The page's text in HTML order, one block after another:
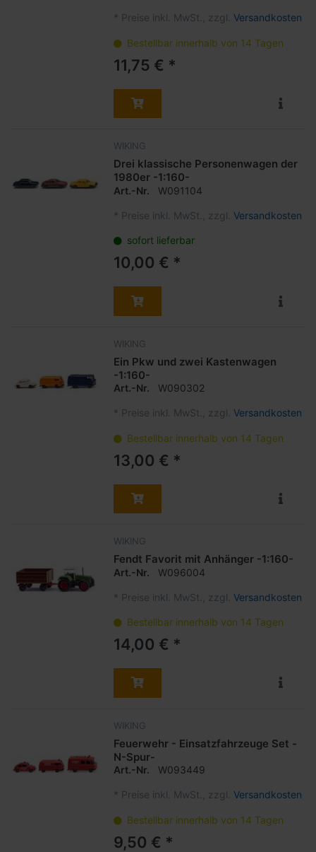
* Preise inkl. MwSt., zzgl. Versandkosten
Bestellbar innerhalb von 14 Tagen
11,75 € *
WIKING
Drei klassische Personenwagen der
1980er -1:160-
Art.-Nr. W091104
* Preise inkl. MwSt., zzgl. Versandkosten
sofort lieferbar
10,00 € *
WIKING
Ein Pkw und zwei Kastenwagen
-1:160-
Art.-Nr. W090302
* Preise inkl. MwSt., zzgl. Versandkosten
Bestellbar innerhalb von 14 Tagen
13,00 € *
WIKING
Fendt Favorit mit Anhänger -1:160-
Art.-Nr. W096004
* Preise inkl. MwSt., zzgl. Versandkosten
Bestellbar innerhalb von 14 Tagen
14,00 € *
WIKING
Feuerwehr - Einsatzfahrzeuge Set -
N-Spur-
Art.-Nr. W093449
* Preise inkl. MwSt., zzgl. Versandkosten
Bestellbar innerhalb von 14 Tagen
9,50 € *